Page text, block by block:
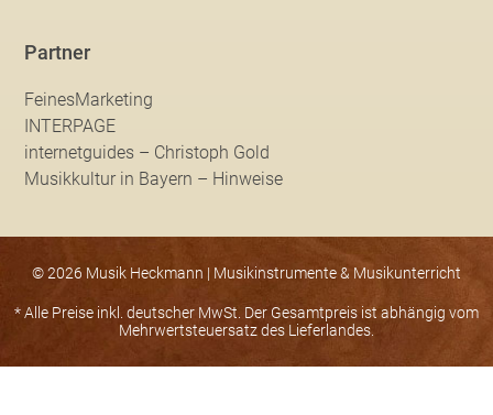
Partner
FeinesMarketing
INTERPAGE
internetguides – Christoph Gold
Musikkultur in Bayern – Hinweise
© 2026 Musik Heckmann | Musikinstrumente & Musikunterricht
* Alle Preise inkl. deutscher MwSt. Der Gesamtpreis ist abhängig vom
Mehrwertsteuersatz des Lieferlandes.